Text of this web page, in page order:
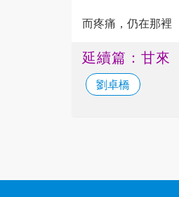
而疼痛，仍在那裡
延續篇：甘來
劉卓橋